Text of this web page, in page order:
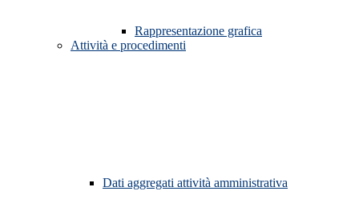
Rappresentazione grafica
Attività e procedimenti
Dati aggregati attività amministrativa